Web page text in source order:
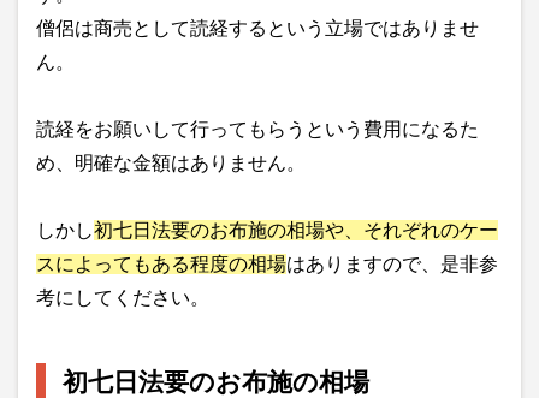
僧侶は商売として読経するという立場ではありませ
ん。
読経をお願いして行ってもらうという費用になるた
め、明確な金額はありません。
しかし初七日法要のお布施の相場や、それぞれのケー
スによってもある程度の相場はありますので、是非参
考にしてください。
初七日法要のお布施の相場